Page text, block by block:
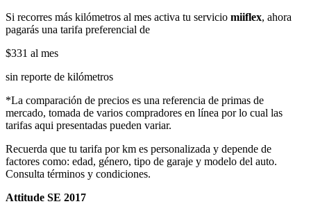
Si recorres más kilómetros al mes activa tu servicio miiflex, ahora
pagarás una tarifa preferencial de
$331 al mes
sin reporte de kilómetros
*La comparación de precios es una referencia de primas de
mercado, tomada de varios compradores en línea por lo cual las
tarifas aqui presentadas pueden variar.
Recuerda que tu tarifa por km es personalizada y depende de
factores como: edad, género, tipo de garaje y modelo del auto.
Consulta términos y condiciones.
Attitude SE 2017